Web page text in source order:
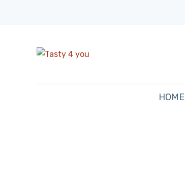
HOME